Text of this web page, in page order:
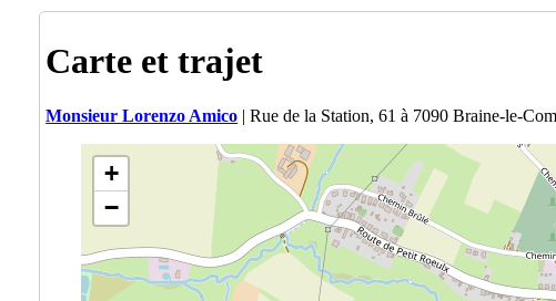
Carte et trajet
Monsieur Lorenzo Amico | Rue de la Station, 61 à 7090 Braine-le-
+
−